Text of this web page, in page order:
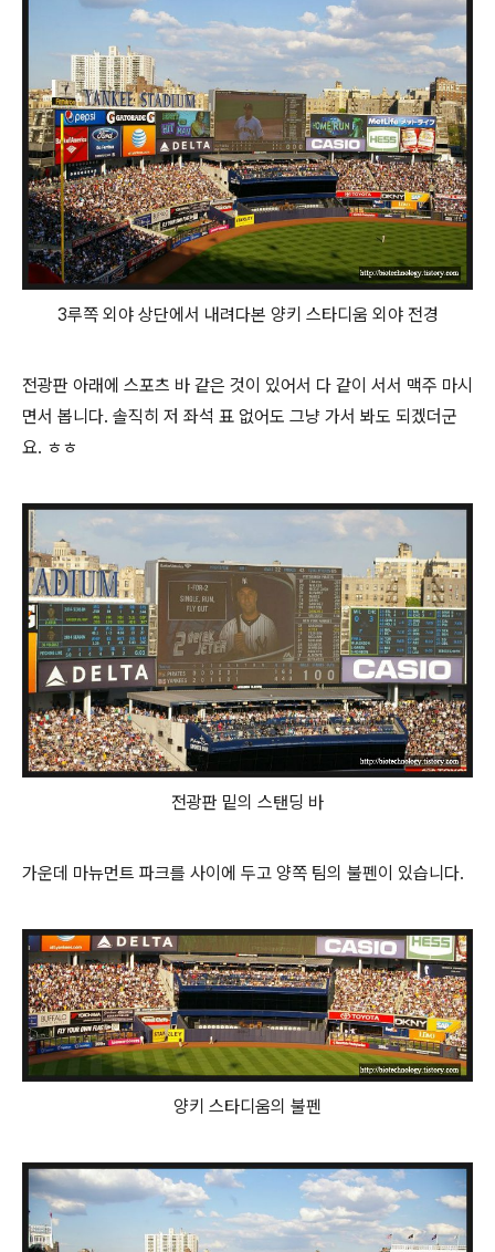
3루쪽 외야 상단에서 내려다본 양키 스타디움 외야 전경
전광판 아래에 스포츠 바 같은 것이 있어서 다 같이 서서 맥주 마시
면서 봅니다. 솔직히 저 좌석 표 없어도 그냥 가서 봐도 되겠더군
요. ㅎㅎ
전광판 밑의 스탠딩 바
가운데 마뉴먼트 파크를 사이에 두고 양쪽 팀의 불펜이 있습니다.
양키 스타디움의 불펜